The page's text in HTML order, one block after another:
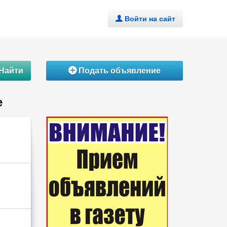
. Войти на сайт
ÁПодать объявление